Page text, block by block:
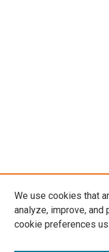
We use cookies that
analyze, improve, and
cookie preferences